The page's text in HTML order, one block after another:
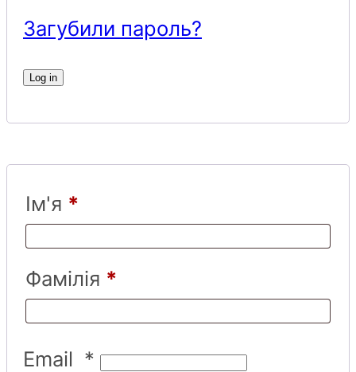
Загубили пароль?
Log in
Ім'я *
Фамілія *
Email *